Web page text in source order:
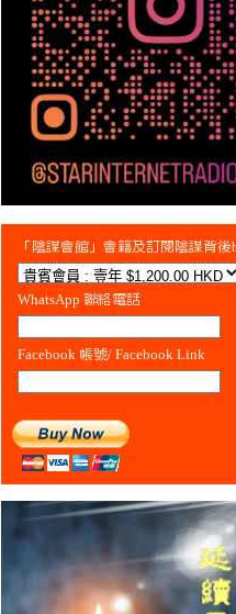
「陰謀會館」會籍及訂閱陰謀背後
WhatsApp 聯絡電話
Facebook 帳號/ Facebook Link